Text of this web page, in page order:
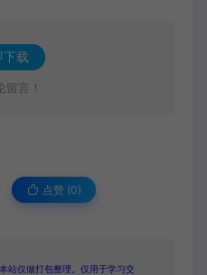
下载
言！
点赞 (0)
站仅做打包整理。仅用于学习交